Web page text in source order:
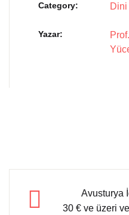
Category:
Yazar
Avusturya
30 € ve üzeri